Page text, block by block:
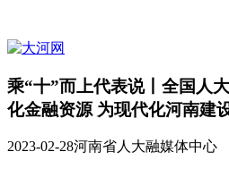
乘“十”而上代表说丨全国人
化金融资源 为现代化河南建
2023-02-28河南省人大融媒体中心